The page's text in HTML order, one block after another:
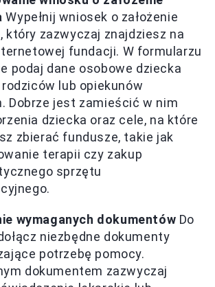
Wypełnij wniosek o założenie
który zazwyczaj znajdziesz na
fundacji. W formularzu
podaj dane osobowe dziecka
lub opiekunów
Dobrze jest zamieścić w nim
dziecka oraz cele, na które
zbierać fundusze, takie jak
terapii czy zakup
sprzętu
wymaganych dokumentów Do
niezbędne dokumenty
potrzebę pomocy.
dokumentem zazwyczaj